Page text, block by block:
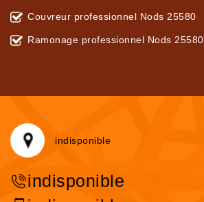
Couvreur professionnel Nods 25580
Ramonage professionnel Nods 25580
indisponible
indisponible